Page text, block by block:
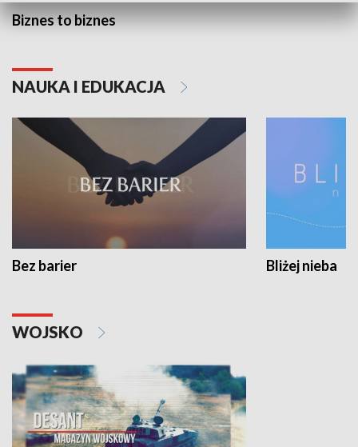
Biznes to biznes
NAUKA I EDUKACJA
Bez barier Bliżej nieba
WOJSKO